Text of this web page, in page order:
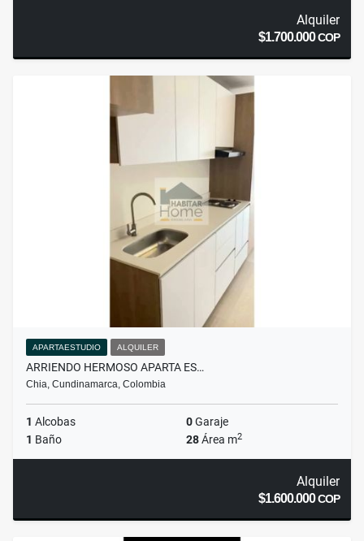
Alquiler
$1.700.000COP
APARTAESTUDIO ALQUILER
ARRIENDO HERMOSO APARTA ES…
Chia, Cundinamarca, Colombia
1 Alcobas 0Garaje
1 Baño 28Área m2
Alquiler
$1.600.000COP